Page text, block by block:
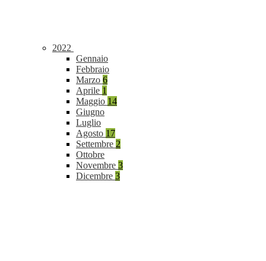
2022
Gennaio
Febbraio
Marzo 6
Aprile 1
Maggio 14
Giugno
Luglio
Agosto 17
Settembre 2
Ottobre
Novembre 3
Dicembre 3